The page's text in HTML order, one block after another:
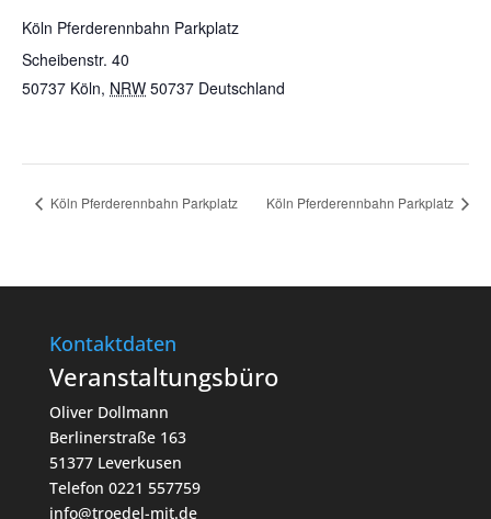
Köln Pferderennbahn Parkplatz
Scheibenstr. 40
50737 Köln, NRW 50737 Deutschland
Köln Pferderennbahn Parkplatz Köln Pferderennbahn Parkplatz
Kontaktdaten
Veranstaltungsbüro
Oliver Dollmann
Berlinerstraße 163
51377 Leverkusen
Telefon 0221 557759
info@troedel-mit.de